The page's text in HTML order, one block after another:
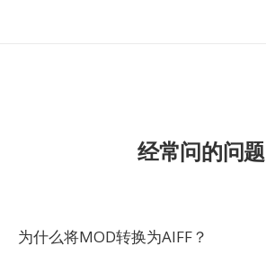
经常问的问题
为什么将MOD转换为AIFF？